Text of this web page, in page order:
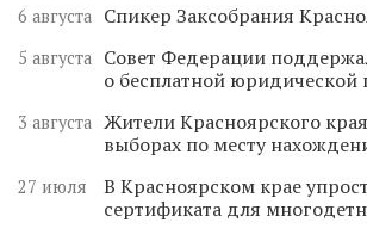
6 августа Спикер Заксобрания
5 августа
Совет Федерации
о бесплатной
3 августа Жители Красноярского
выборах по месту
27 июля
В Красноярском крае
сертификата для